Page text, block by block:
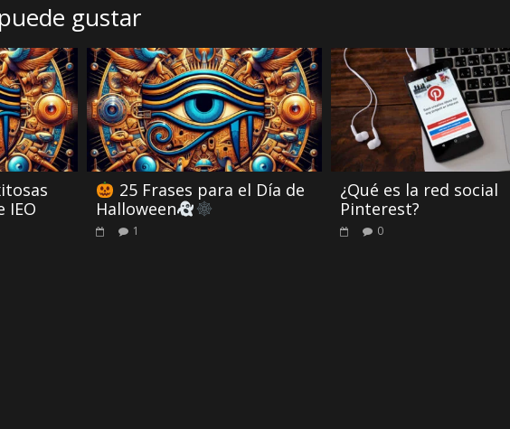
gustar
IEO
25 Frases para el Día de
Halloween
1
¿Qué es la red social
Pinterest?
0